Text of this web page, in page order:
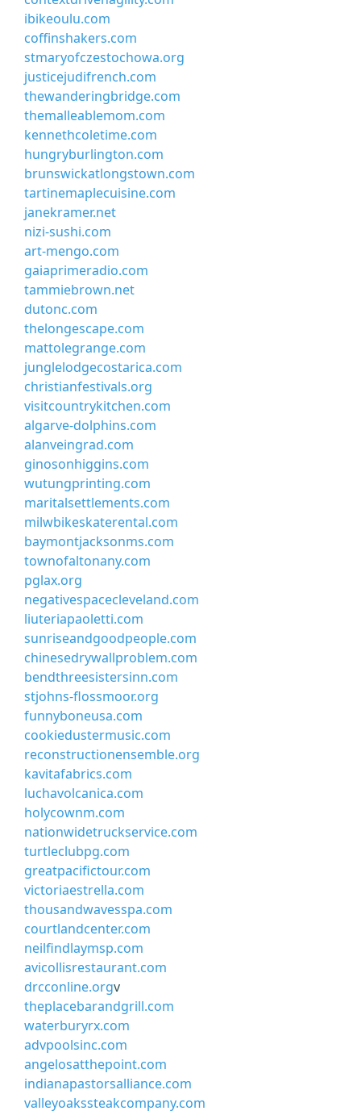
ibikeoulu.com
coffinshakers.com
stmaryofczestochowa.org
justicejudifrench.com
thewanderingbridge.com
themalleablemom.com
kennethcoletime.com
hungryburlington.com
brunswickatlongstown.com
tartinemaplecuisine.com
janekramer.net
nizi-sushi.com
art-mengo.com
gaiaprimeradio.com
tammiebrown.net
dutonc.com
thelongescape.com
mattolegrange.com
junglelodgecostarica.com
christianfestivals.org
visitcountrykitchen.com
algarve-dolphins.com
alanveingrad.com
ginosonhiggins.com
wutungprinting.com
maritalsettlements.com
milwbikeskaterental.com
baymontjacksonms.com
townofaltonany.com
pglax.org
negativespacecleveland.com
liuteriapaoletti.com
sunriseandgoodpeople.com
chinesedrywallproblem.com
bendthreesistersinn.com
stjohns-flossmoor.org
funnyboneusa.com
cookiedustermusic.com
reconstructionensemble.org
kavitafabrics.com
luchavolcanica.com
holycownm.com
nationwidetruckservice.com
turtleclubpg.com
greatpacifictour.com
victoriaestrella.com
thousandwavesspa.com
courtlandcenter.com
neilfindlaymsp.com
avicollisrestaurant.com
drcconline.orgv
theplacebarandgrill.com
waterburyrx.com
advpoolsinc.com
angelosatthepoint.com
indianapastorsalliance.com
valleyoakssteakcompany.com